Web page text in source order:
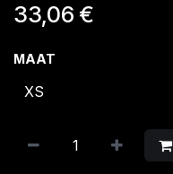
33,06 €
MAAT